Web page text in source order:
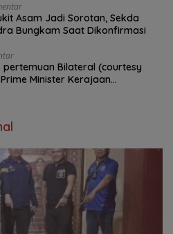
Asam Jadi Sorotan, Sekda
Bungkam Saat Dikonfirmasi
pertemuan Bilateral (courtesy
Minister Kerajaan